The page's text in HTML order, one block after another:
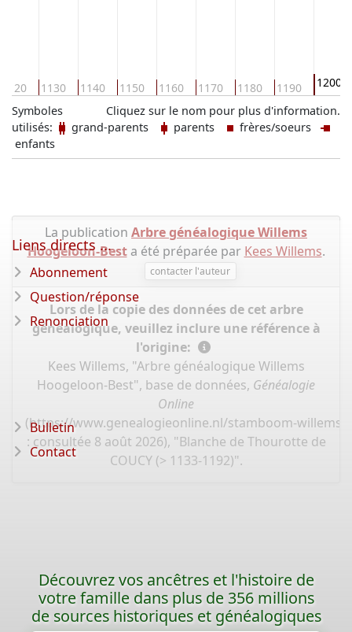
1120 1130 1140 1150 1160 1170 1180 1190 1200
Cliquez sur le nom pour plus d'information.
Symboles
utilisés:
grand-parents parents
frères/soeurs
enfants
La publication Arbre généalogique Willems
Hoogeloon-Besta été préparée par Kees Willems.
contacter l'auteur
Lors de la copie des données de cet arbre
généalogique, veuillez inclure une référence à
l'origine:
Kees Willems, "Arbre généalogique Willems
Hoogeloon-Best", base de données, Généalogie
Online
(https://www.genealogieonline.nl/stamboom-willems-
: consultée 8 août 2026), "Blanche de Thourotte de
COUCY (> 1133-1192)".
Liens directs ...
Abonnement
Question/réponse
Renonciation
Bulletin
Contact
Découvrez vos ancêtres et l'histoire de
votre famille dans plus de 356 millions
de sources historiques et généalogiques